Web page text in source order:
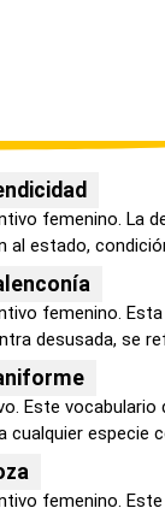
femenino. La
al estado,
femenino.
desusada, se
Este
cualquier especie
femenino.